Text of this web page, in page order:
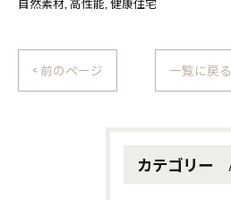
< 前のページ 一覧に戻る
カテゴリー